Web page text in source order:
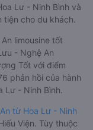
Lư - Ninh Bình và
tiện cho du khách.
limousine tốt
- Nghệ An
Tốt với điểm
phản hồi của hành
Lư - Ninh Bình.
từ Hoa Lư - Ninh
Viện. Tùy thuộc